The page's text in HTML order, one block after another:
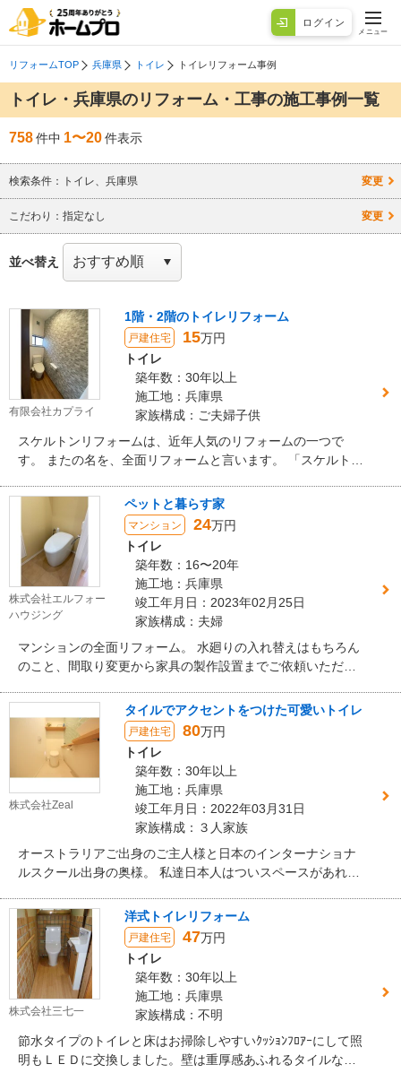
ログイン
メニュー
リフォームTOP 兵庫県 トイレ トイレリフォーム事例
トイレ・兵庫県のリフォーム・工事の施工事例一覧
758件中 1〜20件表示
検索条件： トイレ、兵庫県 変更
こだわり： 指定なし 変更
並べ替え
有限会社カプライ
1階・2階のトイレリフォーム
戸建住宅 15万円
トイレ
築年数：30年以上
施工地：兵庫県
家族構成：ご夫婦子供
スケルトンリフォームは、近年人気のリフォームの一つで
す。 またの名を、全面リフォームと言います。 「スケルト
て取っ払い躯体のみの状態にします。 間取りから作り直す大
掛かりなリフォームなので通常のリフォームでは難しい水回
りの変更も可能です。
株式会社エルフォー
ハウジング
ペットと暮らす家
マンション 24万円
トイレ
築年数：16〜20年
施工地：兵庫県
竣工年月日：2023年02月25日
家族構成：夫婦
マンションの全面リフォーム。 水廻りの入れ替えはもちろん
のこと、間取り変更から家具の製作設置までご依頼いただき
株式会社Zeal
タイルでアクセントをつけた可愛いトイレ
戸建住宅 80万円
トイレ
築年数：30年以上
施工地：兵庫県
竣工年月日：2022年03月31日
家族構成：３人家族
オーストラリアご出身のご主人様と日本のインターナショナ
ルスクール出身の奥様。 私達日本人はついスペースがあれば
間は空間のままとし、開放感のあるお家づくりにこだわられ
ました。
株式会社三七一
洋式トイレリフォーム
戸建住宅 47万円
トイレ
築年数：30年以上
施工地：兵庫県
家族構成：不明
節水タイプのトイレと床はお掃除しやすいｸｯｼｮﾝﾌﾛｱｰにして照
明もＬＥＤに交換しました。壁は重厚感あふれるタイルなの